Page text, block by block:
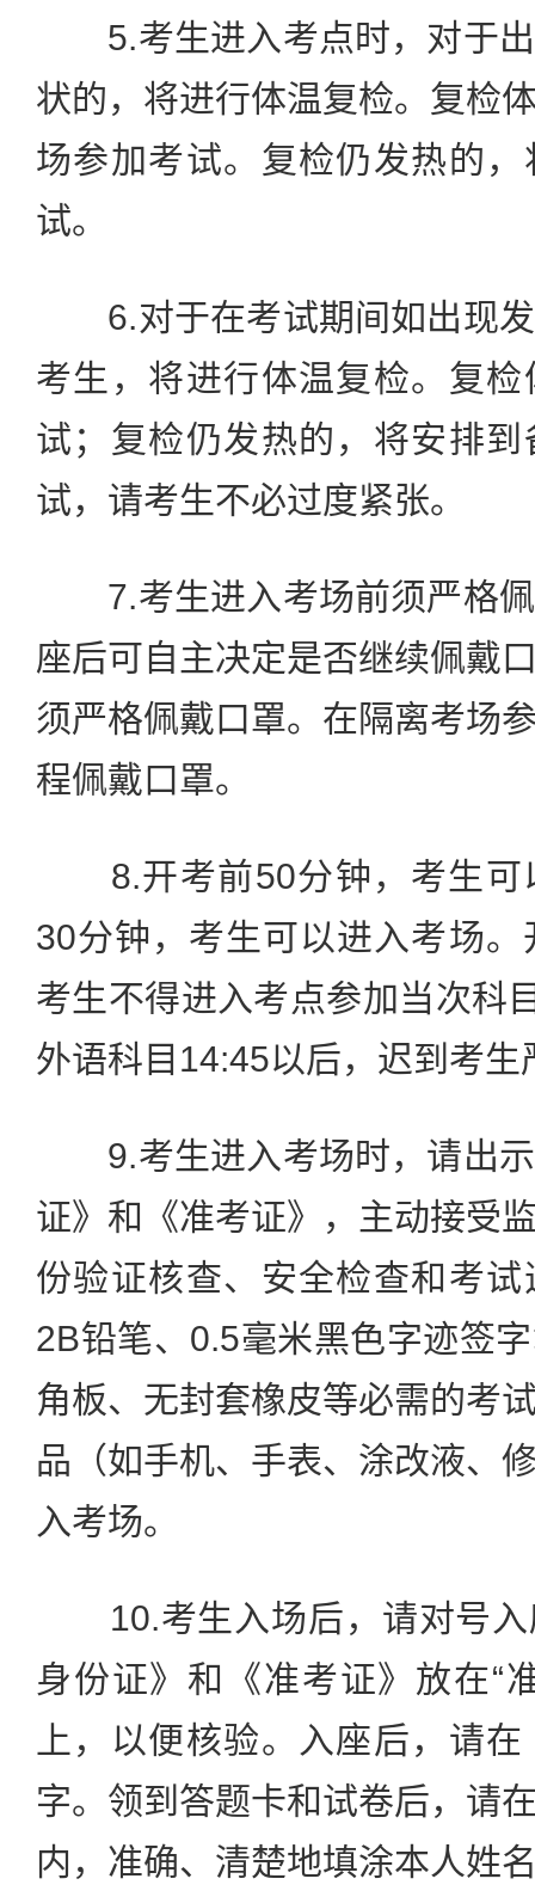
5.考生进入考点时，对于出
状的，将进行体温复检。复检
场参加考试。复检仍发热的
试。
6.对于在考试期间如出现发
考生，将进行体温复检。复
试；复检仍发热的，将安排
试，请考生不必过度紧张。
7.考生进入考场前须严格佩
座后可自主决定是否继续佩戴
须严格佩戴口罩。在隔离考场
程佩戴口罩。
8.开考前50分钟，考生可
30分钟，考生可以进入考场
考生不得进入考点参加当次科
外语科目14:45以后，迟到考
9.考生进入考场时，请出示
证》和《准考证》，主动接受
份验证核查、安全检查和考
2B铅笔、0.5毫米黑色字迹签
角板、无封套橡皮等必需的考
品（如手机、手表、涂改液、
入考场。
10.考生入场后，请对号入
身份证》和《准考证》放在“
上，以便核验。入座后，请
字。领到答题卡和试卷后，请
内，准确、清楚地填涂本人姓